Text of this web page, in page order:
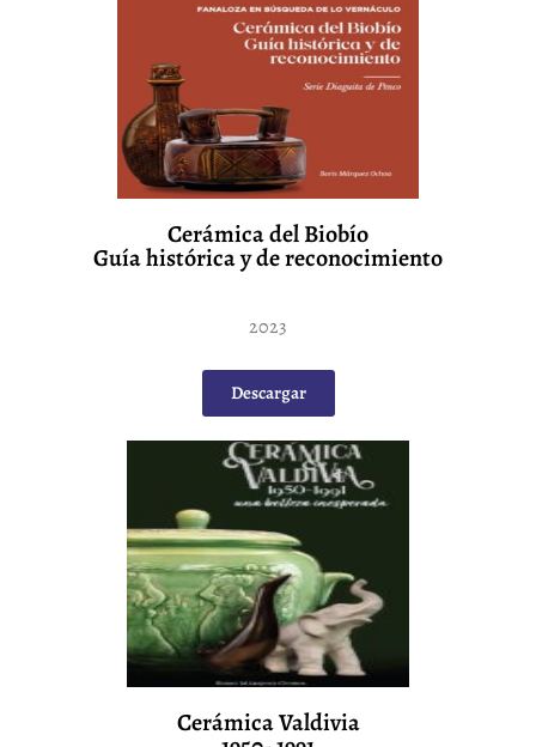
Cerámica del Biobío
Guía histórica y de reconocimiento
2023
Descargar
Cerámica Valdivia